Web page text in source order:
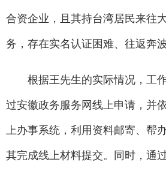
合资企业，且其持台湾居民来往
务，存在实名认证困难、往返奔
根据王先生的实际情况，工作
过安徽政务服务网线上申请，并
上办事系统，利用资料邮寄、帮
其完成线上材料提交。同时，通